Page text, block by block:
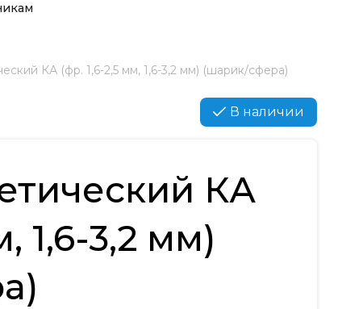
КА (фр. 1,6-2,5 мм, 1,6-3,2 мм) (шарик/сфера)
В наличии
КА
1,6-3,2 мм)